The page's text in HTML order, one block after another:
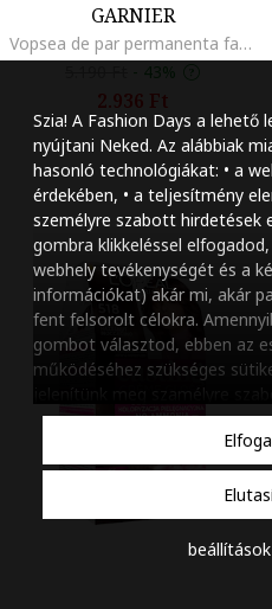
Szia! A Fashion Days a lehető
nyújtani Neked. Az alábbiak
hasonló technológiákat: • a
érdekében, • a teljesítmény
személyre szabott hirdetések
gombra klikkeléssel
webhely tevékenységét és a
információkat) akár mi, akár
fent felsorolt célokra.
gombot választod, ebben az
működéséhez szükséges
beállításaidat bármikor
kezelése"" gombra kattintva.
szabályzatunkról.
GARNIER
Vopsea de par permanenta fara amoniac Olia 1.0 Night Black, 174 ml, Extra vilagos natur szoke
43%
2.936 Ft